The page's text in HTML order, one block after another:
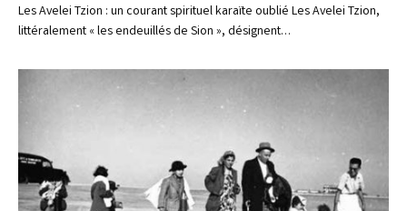
Les Avelei Tzion : un courant spirituel karaïte oublié Les Avelei Tzion,
littéralement « les endeuillés de Sion », désignent…